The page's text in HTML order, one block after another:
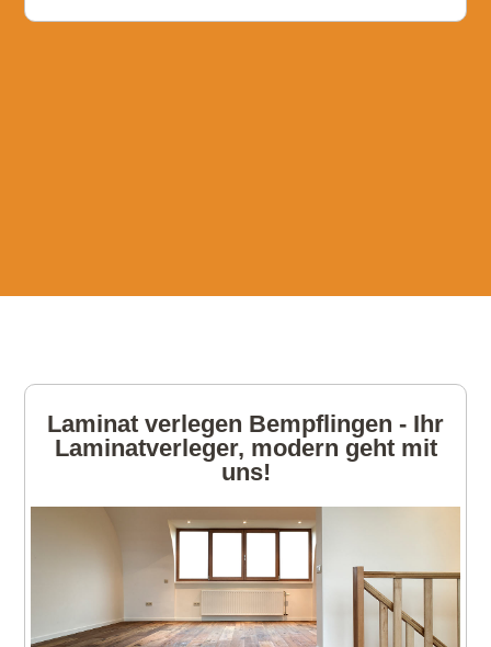
Laminat verlegen Bempflingen - Ihr
Laminatverleger, modern geht mit
uns!